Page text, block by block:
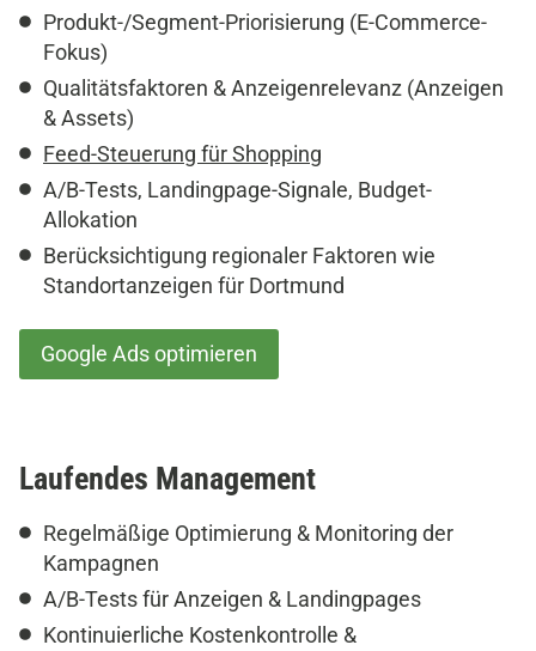
Produkt-/Segment-Priorisierung (E-Commerce-
Fokus)
Qualitätsfaktoren & Anzeigenrelevanz (Anzeigen
& Assets)
Feed-Steuerung für Shopping
A/B-Tests, Landingpage-Signale, Budget-
Allokation
Berücksichtigung regionaler Faktoren wie
Standortanzeigen für Dortmund
Google Ads optimieren
Laufendes Management
Regelmäßige Optimierung & Monitoring der
Kampagnen
A/B-Tests für Anzeigen & Landingpages
Kontinuierliche Kostenkontrolle &